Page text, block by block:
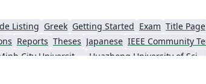
Listing Greek Getting Started Exam Title Page
Reports Theses Japanese
Ho Chi Minh City University of Technology
Huazhong University of Science and Technology